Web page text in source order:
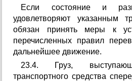
Если состояние и
удовлетворяют указанным
обязан принять меры к
перечисленных правил
дальнейшее движение.
23.4. Груз,
транспортного средства